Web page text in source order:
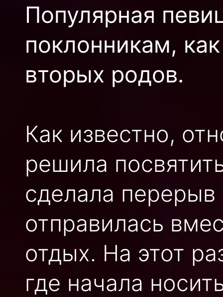
Популярная
поклонникам,
вторых родов.
Как известно,
решила
сделала
отправилась
отдых. На этот
где начала